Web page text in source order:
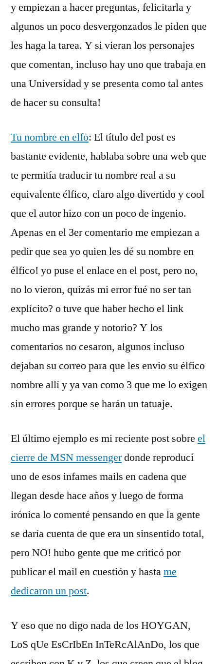
y empiezan a hacer preguntas, felicitarla y
algunos un poco desvergonzados le piden que
les haga la tarea. Y si vieran los personajes
que comentan, incluso hay uno que trabaja en
una Universidad y se presenta como tal antes
de hacer su consulta!
Tu nombre en elfo: El título del post es
bastante evidente, hablaba sobre una web que
te permitía traducir tu nombre real a su
equivalente élfico, claro algo divertido y cool
que el autor hizo con un poco de ingenio.
Apenas en el 3er comentario me empiezan a
pedir que sea yo quien les dé su nombre en
élfico! yo puse el enlace en el post, pero no,
no lo vieron, quizás mi error fué no ser tan
explícito? o tuve que haber hecho el link
mucho mas grande y notorio? Y los
comentarios no cesaron, algunos incluso
dejaban su correo para que les envio su élfico
nombre allí y ya van como 3 que me lo exigen
sin errores porque se harán un tatuaje.
El último ejemplo es mi reciente post sobre el
cierre de MSN messengerdonde reproducí
uno de esos infames mails en cadena que
llegan desde hace años y luego de forma
irónica lo comenté pensando en que la gente
se daría cuenta de que era un sinsentido total,
pero NO! hubo gente que me criticó por
publicar el mail en cuestión y hastame
dedicaron un post.
Y eso que no digo nada de los HOYGAN,
LoS qUe EsCrIbEn InTeRcAlAnDo, los que